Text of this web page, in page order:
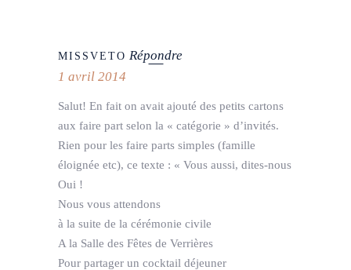
MISSVETO Répondre
1 avril 2014
Salut! En fait on avait ajouté des petits cartons
aux faire part selon la « catégorie » d’invités.
Rien pour les faire parts simples (famille
éloignée etc), ce texte : « Vous aussi, dites-nous
Oui !
Nous vous attendons
à la suite de la cérémonie civile
A la Salle des Fêtes de Verrières
Pour partager un cocktail déjeuner